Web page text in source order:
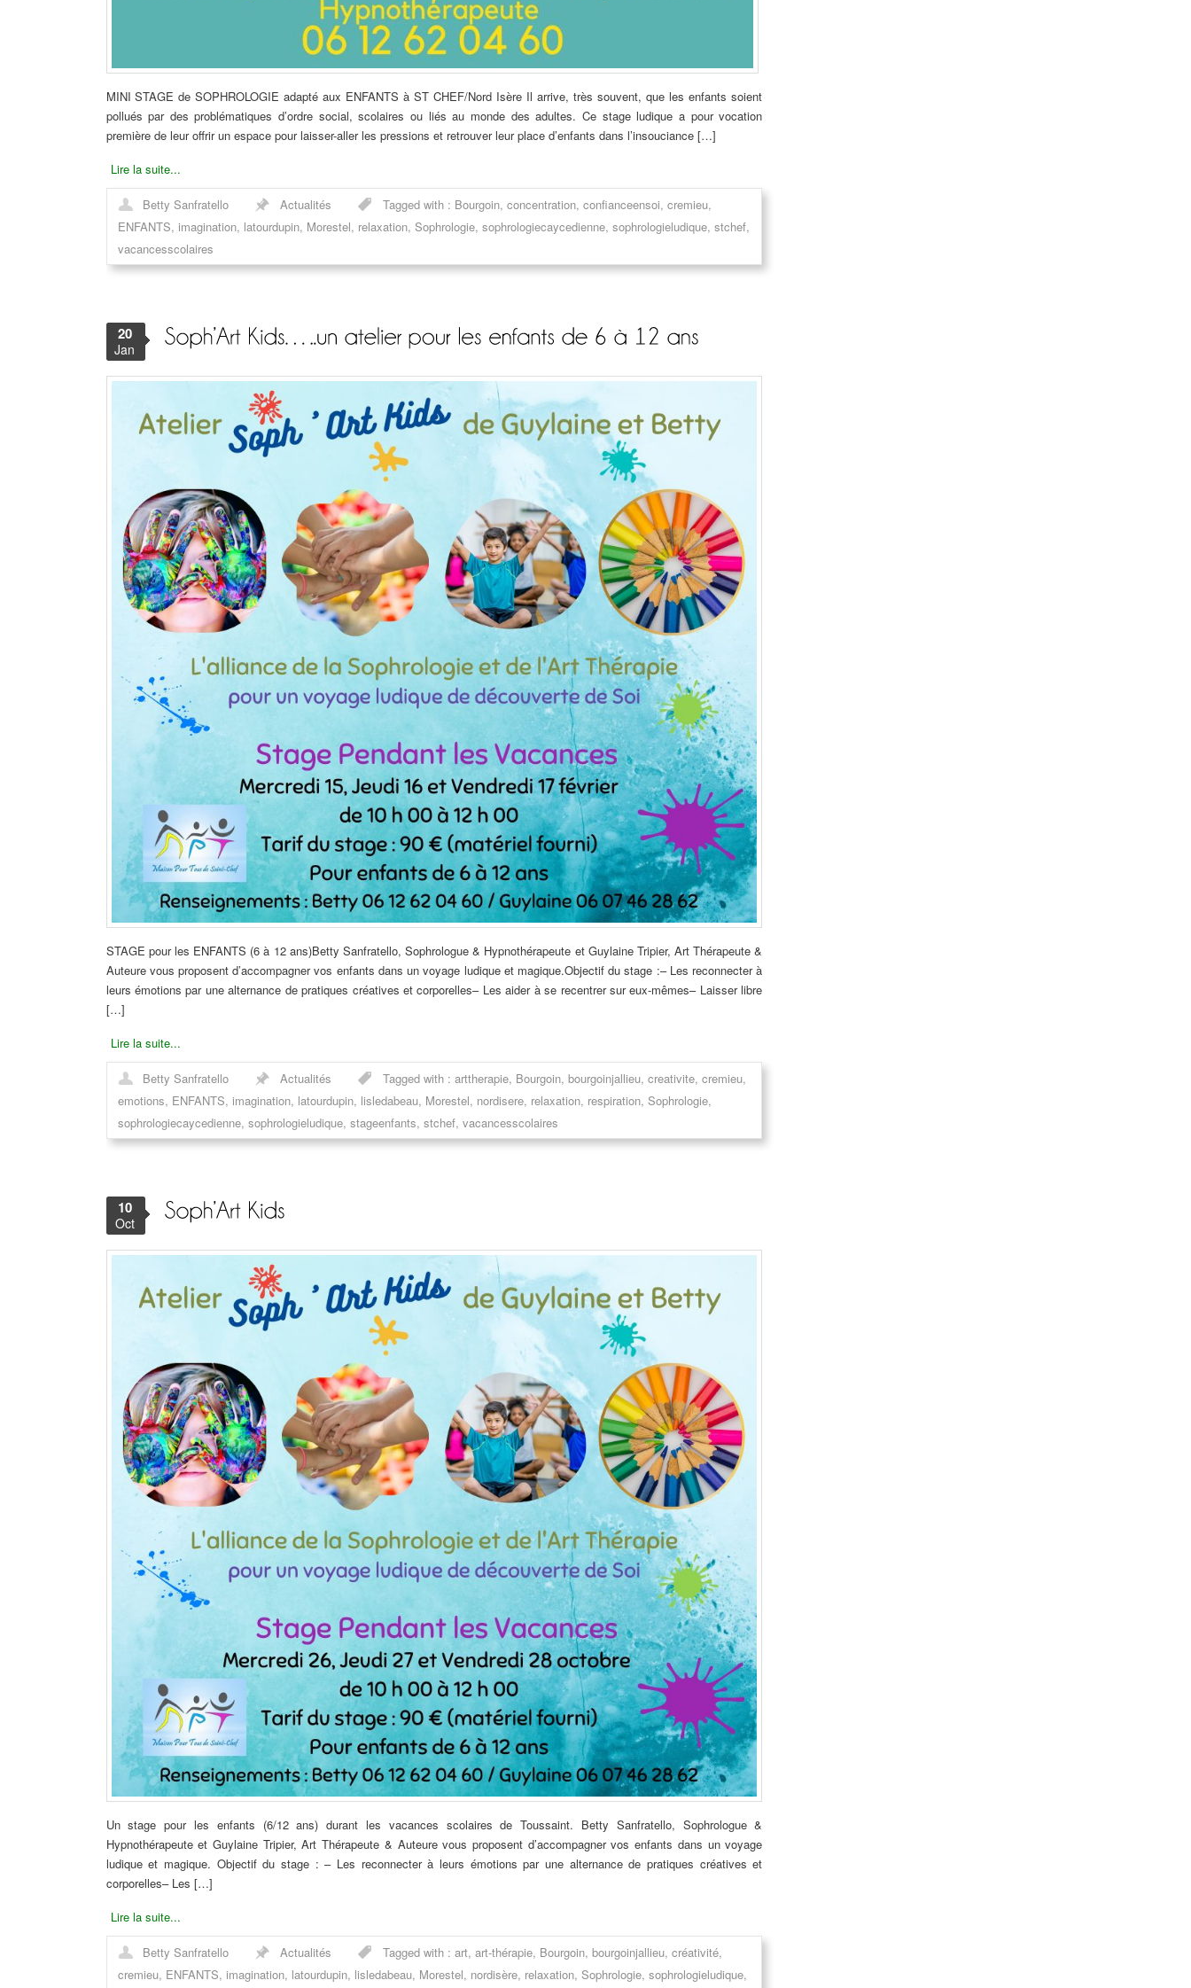
MINI STAGE de SOPHROLOGIE adapté aux ENFANTS à ST CHEF/Nord Isère Il arrive, très souvent, que les enfants soient
pollués par des problématiques d’ordre social, scolaires ou liés au monde des adultes. Ce stage ludique a pour vocation
première de leur offrir un espace pour laisser-aller les pressions et retrouver leur place d’enfants dans l’insouciance […]
Lire la suite...
Betty Sanfratello Actualités Tagged with : Bourgoin, concentration, confianceensoi, cremieu,
ENFANTS, imagination, latourdupin, Morestel, relaxation, Sophrologie, sophrologiecaycedienne, sophrologieludique, stchef,
vacancesscolaires
20
Jan
STAGE pour les ENFANTS (6 à 12 ans)Betty Sanfratello, Sophrologue & Hypnothérapeute et Guylaine Tripier, Art Thérapeute &
Auteure vous proposent d’accompagner vos enfants dans un voyage ludique et magique.Objectif du stage :– Les reconnecter à
leurs émotions par une alternance de pratiques créatives et corporelles– Les aider à se recentrer sur eux-mêmes– Laisser libre
[…]
Lire la suite...
Betty Sanfratello Actualités Tagged with : arttherapie, Bourgoin, bourgoinjallieu, creativite, cremieu,
emotions, ENFANTS, imagination, latourdupin, lisledabeau, Morestel, nordisere, relaxation, respiration, Sophrologie,
sophrologiecaycedienne, sophrologieludique, stageenfants, stchef, vacancesscolaires
10
Oct
Un stage pour les enfants (6/12 ans) durant les vacances scolaires de Toussaint. Betty Sanfratello, Sophrologue &
Hypnothérapeute et Guylaine Tripier, Art Thérapeute & Auteure vous proposent d’accompagner vos enfants dans un voyage
ludique et magique. Objectif du stage : – Les reconnecter à leurs émotions par une alternance de pratiques créatives et
corporelles– Les […]
Lire la suite...
Betty Sanfratello Actualités Tagged with : art, art-thérapie, Bourgoin, bourgoinjallieu, créativité,
cremieu, ENFANTS, imagination, latourdupin, lisledabeau, Morestel, nordisère, relaxation, Sophrologie, sophrologieludique,